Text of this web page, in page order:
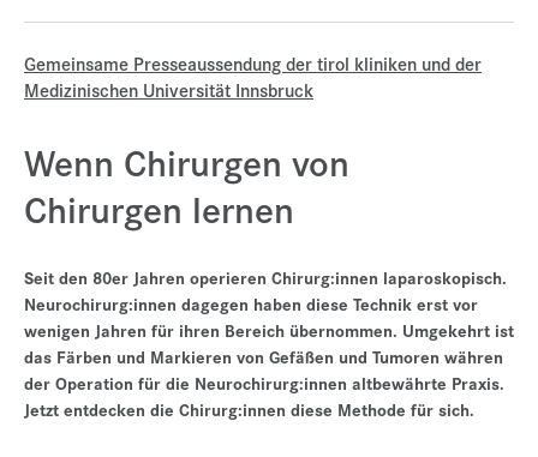
Krankenversorgung
Internationales
Presse
Jobs
Kontakt
Gemeinsame Presseaussendung der tirol kliniken und der
Medizinischen Universität Innsbruck
Wenn Chirurgen von
Chirurgen lernen
Seit den 80er Jahren operieren Chirurg:innen laparoskopisch.
Neurochirurg:innen dagegen haben diese Technik erst vor
wenigen Jahren für ihren Bereich übernommen. Umgekehrt ist
das Färben und Markieren von Gefäßen und Tumoren währen
der Operation für die Neurochirurg:innen altbewährte Praxis.
Jetzt entdecken die Chirurg:innen diese Methode für sich.